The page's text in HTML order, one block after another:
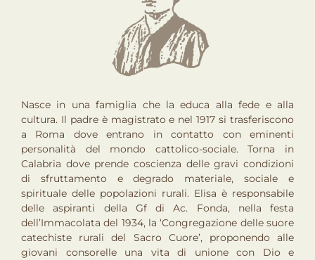
Nasce in una famiglia che la educa alla fede e alla
cultura. Il padre è magistrato e nel 1917 si trasferiscono
a Roma dove entrano in contatto con eminenti
personalità del mondo cattolico-sociale. Torna in
Calabria dove prende coscienza delle gravi condizioni
di sfruttamento e degrado materiale, sociale e
spirituale delle popolazioni rurali. Elisa è responsabile
delle aspiranti della Gf di Ac. Fonda, nella festa
dell’Immacolata del 1934, la ‘Congregazione delle suore
catechiste rurali del Sacro Cuore’, proponendo alle
giovani consorelle una vita di unione con Dio e